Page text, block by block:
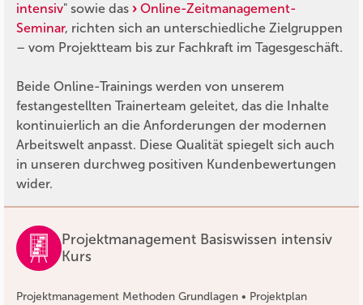
intensiv" sowie das
Online-Zeitmanagement-
Seminar, richten sich an unterschiedliche Zielgruppen
– vom Projektteam bis zur Fachkraft im Tagesgeschäft.
Beide Online-Trainings werden von unserem
festangestellten Trainerteam geleitet, das die Inhalte
kontinuierlich an die Anforderungen der modernen
Arbeitswelt anpasst. Diese Qualität spiegelt sich auch
in unseren durchweg positiven Kundenbewertungen
wider.
Projektmanagement Basiswissen intensiv
Kurs
Projektmanagement Methoden Grundlagen • Projektplan